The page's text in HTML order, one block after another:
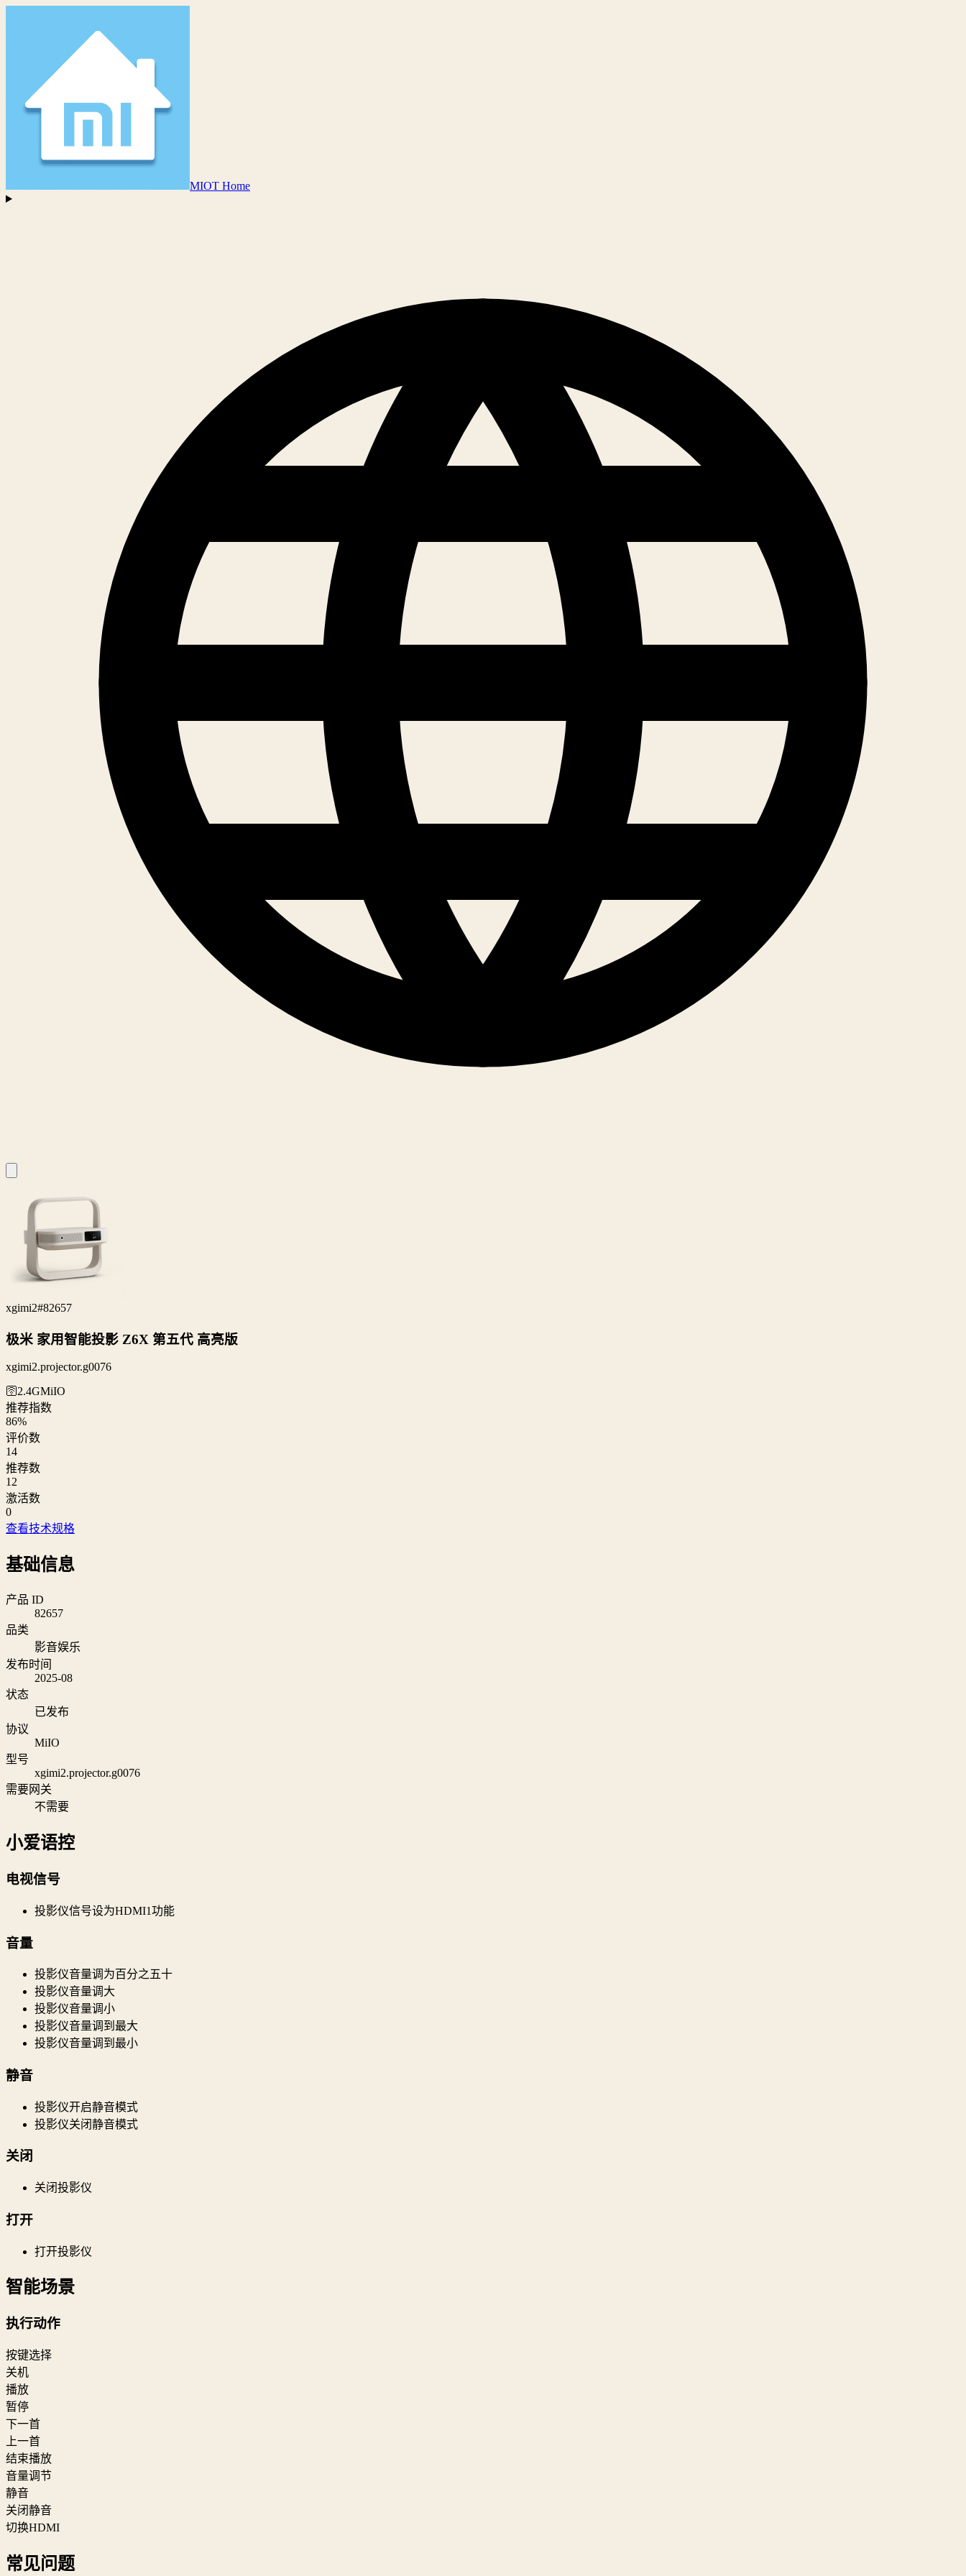
MIOT Home
xgimi2#82657
极米 家用智能投影 Z6X 第五代 高亮版
xgimi2.projector.g0076
🛜2.4GMiIO
推荐指数
86%
评价数
14
推荐数
12
激活数
0
查看技术规格
基础信息
产品 ID
82657
品类
影音娱乐
发布时间
2025-08
状态
已发布
协议
MiIO
型号
xgimi2.projector.g0076
需要网关
不需要
小爱语控
电视信号
投影仪信号设为HDMI1功能
音量
投影仪音量调为百分之五十
投影仪音量调大
投影仪音量调小
投影仪音量调到最大
投影仪音量调到最小
静音
投影仪开启静音模式
投影仪关闭静音模式
关闭
关闭投影仪
打开
打开投影仪
智能场景
执行动作
按键选择
关机
播放
暂停
下一首
上一首
结束播放
音量调节
静音
关闭静音
切换HDMI
常见问题